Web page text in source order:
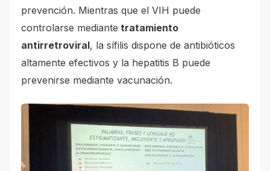
prevención. Mientras que el VIH puede
controlarse mediante tratamiento
antirretroviral, la sífilis dispone de antibióticos
altamente efectivos y la hepatitis B puede
prevenirse mediante vacunación.